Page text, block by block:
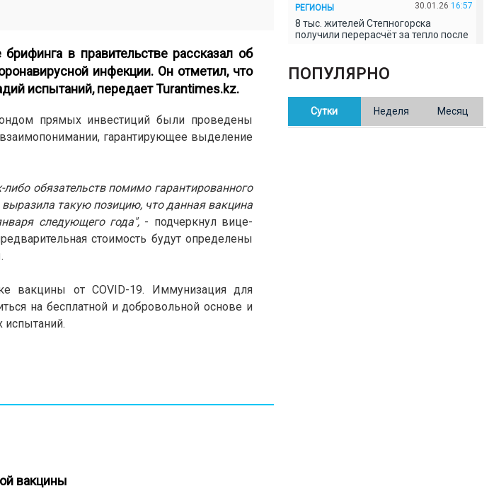
в правительстве рассказал об
инфекции. Он отметил, что
испытаний, передаетTurantimes.kz.
прямых инвестиций были проведены
гарантирующее выделение
обязательств помимо гарантированного
такую позицию, что данная вакцина
следующего года",- подчеркнул вице-
стоимость будут определены
вакцины от COVID-19. Иммунизация для
на бесплатной и добровольной основе и
испытаний.
вакцины
РЕГИОНЫ 30.01.26 16:57
8 тыс. жителей Степногорска
получили перерасчёт за тепло после
В Казахстане готовят новую
редакцию Конституции: меняется
ПОПУЛЯРНО
Сутки Неделя Месяц